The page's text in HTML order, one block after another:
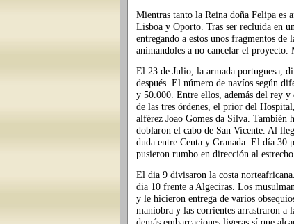
Mientras tanto la Reina doña Felipa es
Lisboa y Oporto. Tras ser recluida en
entregando a estos unos fragmentos de
animandoles a no cancelar el proyecto.
El 23 de Julio, la armada portuguesa,
después. El número de navíos según
y 50.000. Entre ellos, además del rey y
de las tres órdenes, el prior del
alférez Joao Gomes da Silva.
doblaron el cabo de San Vicente. Al
duda entre Ceuta y Granada. El día 30
pusieron rumbo en dirección al estrecho.
El dia 9 divisaron la costa
dia 10 frente a Algeciras. Los
y le hicieron entrega de varios
maniobra y las corrientes arrastraron a
demás embarcaciones ligeras sí que